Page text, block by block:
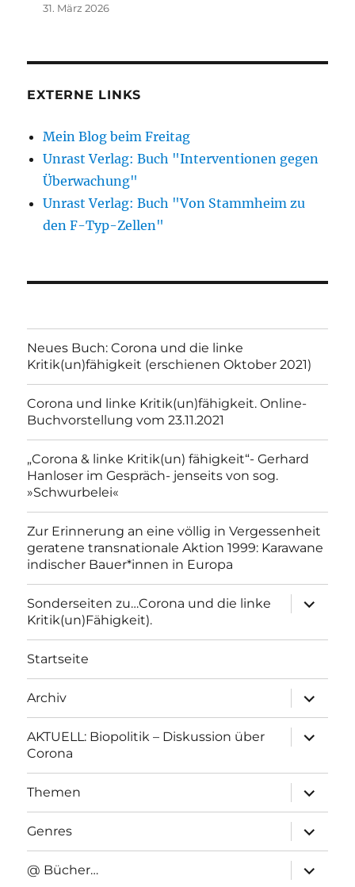
31. März 2026
EXTERNE LINKS
Mein Blog beim Freitag
Unrast Verlag: Buch "Interventionen gegen
Überwachung"
Unrast Verlag: Buch "Von Stammheim zu
den F-Typ-Zellen"
Neues Buch: Corona und die linke
Kritik(un)fähigkeit (erschienen Oktober 2021)
Corona und linke Kritik(un)fähigkeit. Online-
Buchvorstellung vom 23.11.2021
„Corona & linke Kritik(un) fähigkeit“- Gerhard
Hanloser im Gespräch- jenseits von sog.
»Schwurbelei«
Zur Erinnerung an eine völlig in Vergessenheit
geratene transnationale Aktion 1999: Karawane
indischer Bauer*innen in Europa
Sonderseiten zu…Corona und die linke
Kritik(un)Fähigkeit).
anzeigen
Startseite
Archiv
anzeigen
AKTUELL: Biopolitik – Diskussion über
Corona
anzeigen
Themen
anzeigen
Genres
anzeigen
@ Bücher…
anzeigen